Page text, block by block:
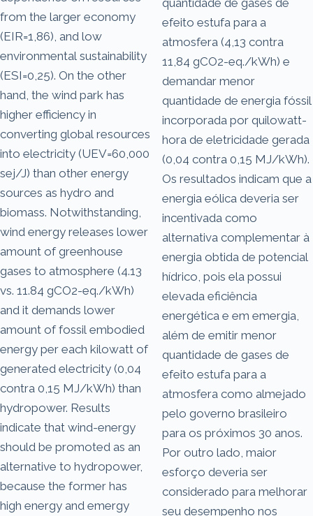
from the larger economy
(EIR=1,86), and low
environmental sustainability
(ESI=0,25). On the other
hand, the wind park has
higher efficiency in
converting global resources
into electricity (UEV=60,000
sej/J) than other energy
sources as hydro and
biomass. Notwithstanding,
wind energy releases lower
amount of greenhouse
gases to atmosphere (4.13
vs. 11.84 gCO2-eq./kWh)
and it demands lower
amount of fossil embodied
energy per each kilowatt of
generated electricity (0,04
contra 0,15 MJ/kWh) than
hydropower. Results
indicate that wind-energy
should be promoted as an
alternative to hydropower,
because the former has
high energy and emergy
efeito estufa para a
atmosfera (4,13 contra
11,84 gCO2-eq./kWh) e
demandar menor
quantidade de energia fóssil
incorporada por quilowatt-
hora de eletricidade gerada
(0,04 contra 0,15 MJ/kWh).
Os resultados indicam que a
energia eólica deveria ser
incentivada como
alternativa complementar à
energia obtida de potencial
hídrico, pois ela possui
elevada eficiência
energética e em emergia,
além de emitir menor
quantidade de gases de
efeito estufa para a
atmosfera como almejado
pelo governo brasileiro
para os próximos 30 anos.
Por outro lado, maior
esforço deveria ser
considerado para melhorar
seu desempenho nos